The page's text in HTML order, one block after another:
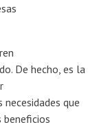
De hecho, es la
que
beneficios